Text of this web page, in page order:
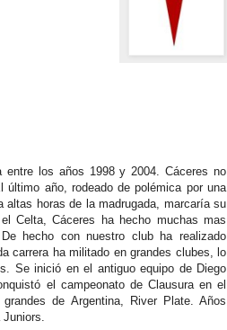
entre los años 1998 y 2004. Cáceres no
año, rodeado de polémica por una
horas de la madrugada, marcaría su
Celta, Cáceres ha hecho muchas mas
hecho con nuestro club ha realizado
carrera ha militado en grandes clubes, lo
Se inició en el antiguo equipo de Diego
el campeonato de Clausura en el
de Argentina, River Plate. Años
Juniors.